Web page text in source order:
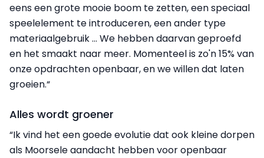
eens een grote mooie boom te zetten, een speciaal
speelelement te introduceren, een ander type
materiaalgebruik … We hebben daarvan geproefd
en het smaakt naar meer. Momenteel is zo'n 15% van
onze opdrachten openbaar, en we willen dat laten
groeien.“
Alles wordt groener
“Ik vind het een goede evolutie dat ook kleine dorpen
als Moorsele aandacht hebben voor openbaar